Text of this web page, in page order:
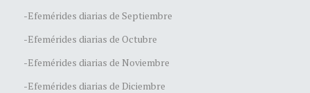
-Efemérides diarias de Septiembre
-Efemérides diarias de Octubre
-Efemérides diarias de Noviembre
-Efemérides diarias de Diciembre